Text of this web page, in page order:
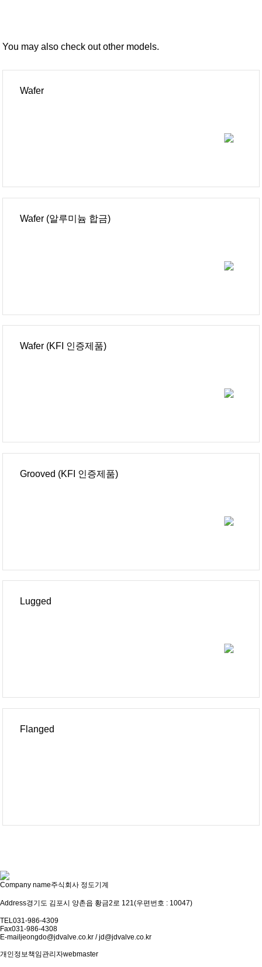
You may also check out other models.
Wafer
Wafer (알루미늄 합금)
Wafer (KFI 인증제품)
Grooved (KFI 인증제품)
Lugged
Flanged
Company name주식회사 정도기계
Address경기도 김포시 양촌읍 황금2로 121(우편번호 : 10047)
TEL031-986-4309
Fax031-986-4308
E-mail jeongdo@jdvalve.co.kr / jd@jdvalve.co.kr
개인정보책임관리자webmaster